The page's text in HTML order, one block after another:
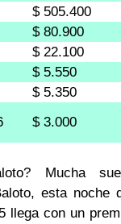
$ 505.400
$ 80.900
$ 22.100
$ 5.550
$ 5.350
$ 3.000
Mucha
esta noche
llega con un